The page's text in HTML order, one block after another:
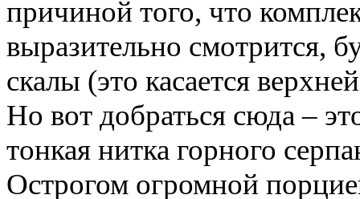
причиной того, что
выразительно смотрится,
скалы (это касается
Но вот добраться сюда –
тонкая нитка горного
Острогом огромной